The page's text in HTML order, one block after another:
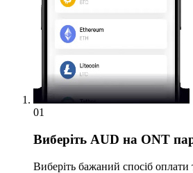
01
Виберіть AUD на ONT
Виберіть бажаний спосіб оплати